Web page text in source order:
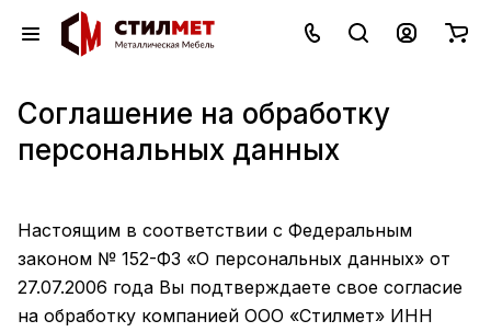
Соглашение на обработку
персональных данных
Настоящим в соответствии с Федеральным
законом № 152-ФЗ «О персональных данных» от
27.07.2006 года Вы подтверждаете свое согласие
на обработку компанией ООО «Стилмет» ИНН